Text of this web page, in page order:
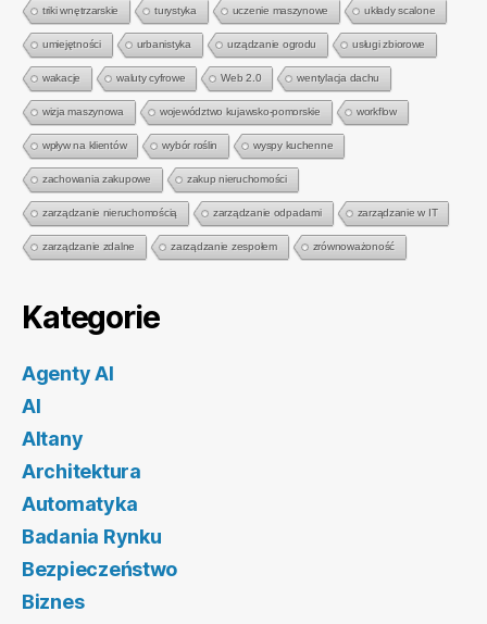
triki wnętrzarskie turystyka uczenie maszynowe układy scalone
umiejętności urbanistyka urządzanie ogrodu usługi zbiorowe
wakacje waluty cyfrowe Web 2.0 wentylacja dachu
wizja maszynowa województwo kujawsko-pomorskie workflow
wpływ na klientów wybór roślin wyspy kuchenne
zachowania zakupowe zakup nieruchomości
zarządzanie nieruchomością zarządzanie odpadami zarządzanie w IT
zarządzanie zdalne zarządzanie zespołem zrównoważoność
Kategorie
Agenty AI
AI
Altany
Architektura
Automatyka
Badania Rynku
Bezpieczeństwo
Biznes